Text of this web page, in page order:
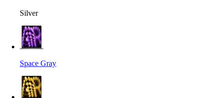
Silver
Space Gray